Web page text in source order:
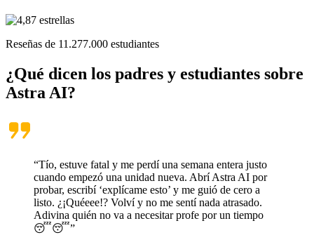
Reseñas de 11.277.000 estudiantes
¿Qué dicen los padres y estudiantes sobre
Astra AI?
“Tío, estuve fatal y me perdí una semana entera justo
cuando empezó una unidad nueva. Abrí Astra AI por
probar, escribí ‘explícame esto’ y me guió de cero a
listo. ¿¡Quéeee!? Volví y no me sentí nada atrasado.
Adivina quién no va a necesitar profe por un tiempo
😴😴”